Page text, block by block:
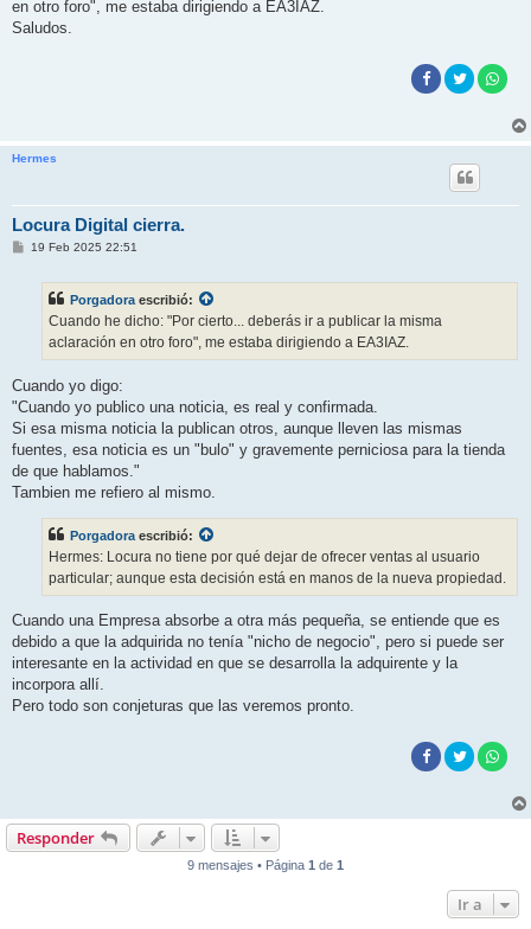
en otro foro", me estaba dirigiendo a EA3IAZ.
Saludos.
Hermes
Locura Digital cierra.
M19 Feb 2025 22:51
Porgadoraescribió:
Cuando he dicho: "Por cierto... deberás ir a publicar la misma
aclaración en otro foro", me estaba dirigiendo a EA3IAZ.
Cuando yo digo:
"Cuando yo publico una noticia, es real y confirmada.
Si esa misma noticia la publican otros, aunque lleven las mismas
fuentes, esa noticia es un "bulo" y gravemente perniciosa para la tienda
de que hablamos."
Tambien me refiero al mismo.
Porgadora escribió:
Hermes: Locura no tiene por qué dejar de ofrecer ventas al usuario
particular; aunque esta decisión está en manos de la nueva propiedad.
Cuando una Empresa absorbe a otra más pequeña, se entiende que es
debido a que la adquirida no tenía "nicho de negocio", pero si puede ser
interesante en la actividad en que se desarrolla la adquirente y la
incorpora allí.
Pero todo son conjeturas que las veremos pronto.
Responder
9 mensajes • Página 1 de 1
Ir a